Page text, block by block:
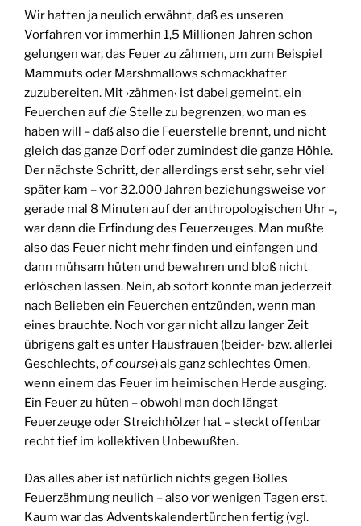
Wir hatten ja neulich erwähnt, daß es unseren
Vorfahren vor immerhin 1,5 Millionen Jahren schon
gelungen war, das Feuer zu zähmen, um zum Beispiel
Mammuts oder Marshmallows schmackhafter
zuzubereiten. Mit ›zähmen‹ ist dabei gemeint, ein
Feuerchen aufdieStelle zu begrenzen, wo man es
haben will – daß also die Feuerstelle brennt, und nicht
gleich das ganze Dorf oder zumindest die ganze Höhle.
Der nächste Schritt, der allerdings erst sehr, sehr viel
später kam – vor 32.000 Jahren beziehungsweise vor
gerade mal 8 Minuten auf der anthropologischen Uhr –,
war dann die Erfindung des Feuerzeuges. Man mußte
also das Feuer nicht mehr finden und einfangen und
dann mühsam hüten und bewahren und bloß nicht
erlöschen lassen. Nein, ab sofort konnte man jederzeit
nach Belieben ein Feuerchen entzünden, wenn man
eines brauchte. Noch vor gar nicht allzu langer Zeit
übrigens galt es unter Hausfrauen (beider- bzw. allerlei
Geschlechts,of course) als ganz schlechtes Omen,
wenn einem das Feuer im heimischen Herde ausging.
Ein Feuer zu hüten – obwohl man doch längst
Feuerzeuge oder Streichhölzer hat – steckt offenbar
recht tief im kollektiven Unbewußten.
Das alles aber ist natürlich nichts gegen Bolles
Feuerzähmung neulich – also vor wenigen Tagen erst.
Kaum war das Adventskalendertürchen fertig (vgl.